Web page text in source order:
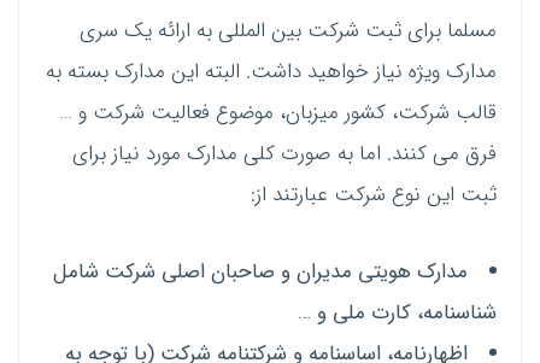
مسلما برای ثبت شرکت بین المللی به ارائه یک سری
مدارک ویژه نیاز خواهید داشت. البته این مدارک بسته به
قالب شرکت، کشور میزبان، موضوع فعالیت شرکت و …
فرق می کنند. اما به صورت کلی مدارک مورد نیاز برای
ثبت این نوع شرکت عبارتند از:
مدارک هویتی مدیران و صاحبان اصلی شرکت شامل
شناسنامه، کارت ملی و …
اظهارنامه، اساسنامه و شرکتنامه شرکت (با توجه به